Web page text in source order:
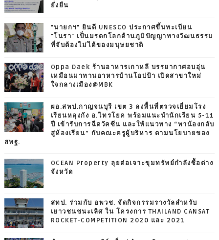
ยั่งยืน
"นายกฯ" ยินดี UNESCO ประกาศขึ้นทะเบียน
"โนรา" เป็นมรดกโลกด้านภูมิปัญญาทางวัฒนธรรม
ที่จับต้องไม่ได้ของมนุษยชาติ
Oppa Daek ร้านอาหารเกาหลี บรรยากาศอบอุ่น
เหมือนมาทานอาหารบ้านโอปป้า เปิดสาขาใหม่
ใจกลางเมือง@MBK
ผอ.สพป.กาญจนบุรี เขต 3 ลงพื้นที่ตรวจเยี่ยมโรง
เรียนหลุงกัง อ.ไทรโยค พร้อมแนะนำนักเรียน 5-11
ปี เข้ารับการฉีดวัคซีน และให้แนวทาง “พาน้องกลับ
สู่ห้องเรียน” กับคณะครูผู้บริหาร ตามนโยบายของ
สพฐ.
OCEAN Property ลุยต่อเจาะขุมทรัพย์กำลังซื้อต่าง
จังหวัด
สทป. ร่วมกับ อพวช. จัดกิจกรรมรางวัลสำหรับ
เยาวชนชนะเลิศ ใน โครงการ THAILAND CANSAT
ROCKET-COMPETITION 2020 และ 2021